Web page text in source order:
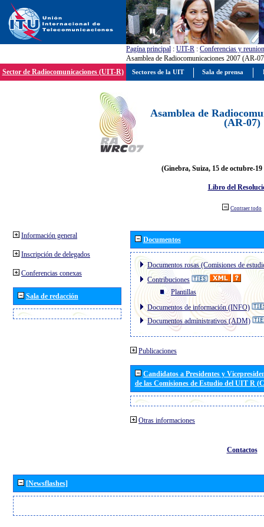
Pagína principal : UIT-R : Conferencias y
Asamblea de Radiocomunicaciones 2007 (AR-
Sector de Radiocomunicaciones (UIT-R)
Asamblea de
(AR-07)
(Ginebra, Suiza, 15 de octubre-19
Libro del
Contraer todo
Información general
Inscripción de delegados
Conferencias conexas
Sala de redacción
Documentos
Documentos rosas (Comisiones de
Contribuciones
Plantillas
Documentos de información (INFO)
Documentos administrativos (ADM)
Publicaciones
Candidatos a Presidentes y
de las Comisiones de Estudio del UIT R
Otras informaciones
Contactos
[Newsflashes]
Sectores de la UIT Sala de prensa